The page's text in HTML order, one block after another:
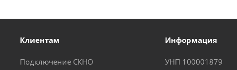
Клиентам
Подключение СКНО
Информация
УНП 100001879